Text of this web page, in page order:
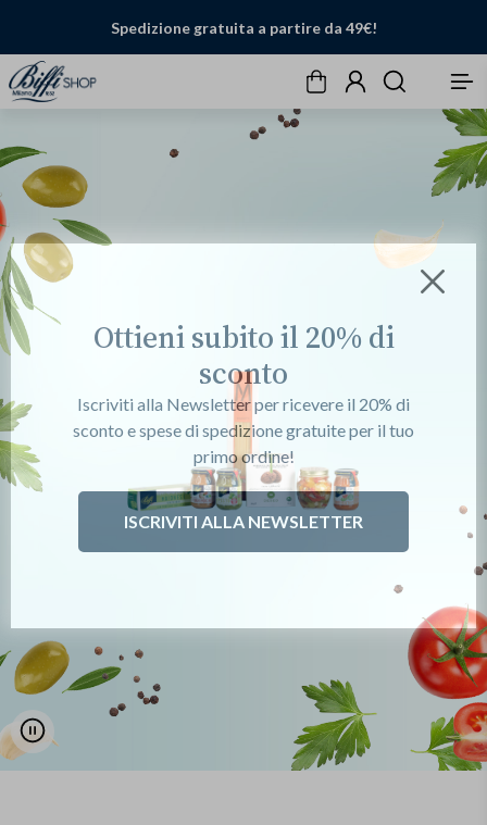
Spedizione gratuita a partire da 49€!
CarrelloAccountCerca Menu
Pause
Chiudi
Ottieni subito il 20% di
sconto
Iscriviti alla Newsletter per ricevere il 20% di
sconto e spese di spedizione gratuite per il tuo
primo ordine!
ISCRIVITI ALLA NEWSLETTER